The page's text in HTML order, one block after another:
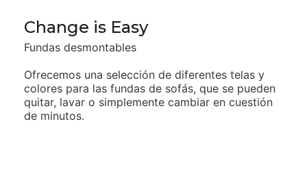
Change is Easy
Fundas desmontables
Ofrecemos una selección de diferentes telas y
colores para las fundas de sofás, que se pueden
quitar, lavar o simplemente cambiar en cuestión
de minutos.